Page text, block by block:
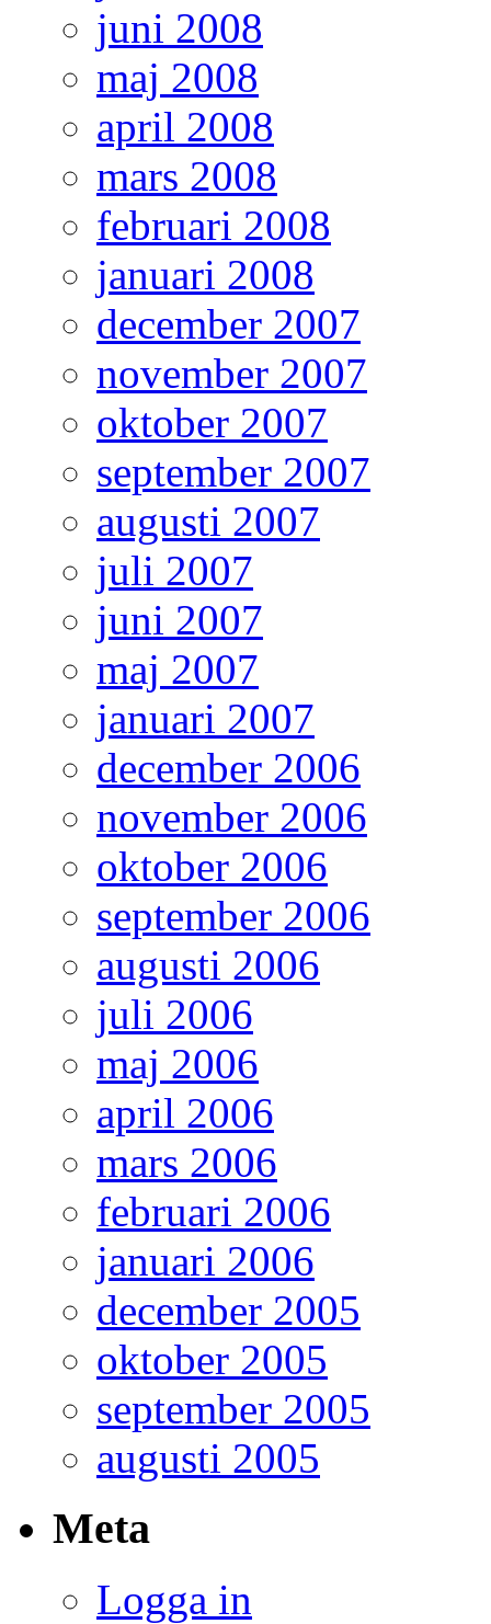
juni 2008
maj 2008
april 2008
mars 2008
februari 2008
januari 2008
december 2007
november 2007
oktober 2007
september 2007
augusti 2007
juli 2007
juni 2007
maj 2007
januari 2007
december 2006
november 2006
oktober 2006
september 2006
augusti 2006
juli 2006
maj 2006
april 2006
mars 2006
februari 2006
januari 2006
december 2005
oktober 2005
september 2005
augusti 2005
Meta
Logga in